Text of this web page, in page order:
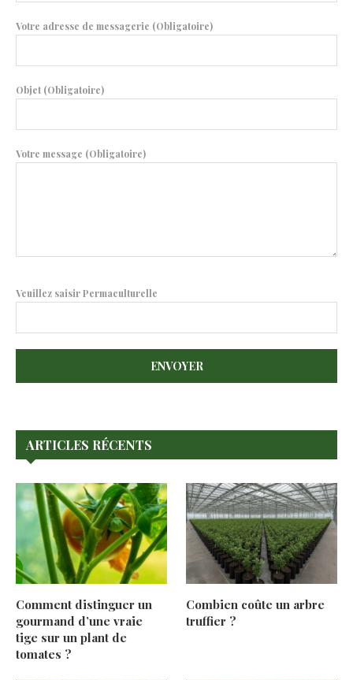
Votre adresse de messagerie (Obligatoire)
Objet (Obligatoire)
Votre message (Obligatoire)
Veuillez saisir Permaculturelle
ARTICLES RÉCENTS
Comment distinguer un
gourmand d’une vraie
tige sur un plant de
tomates ?
Combien coûte un arbre
truffier ?